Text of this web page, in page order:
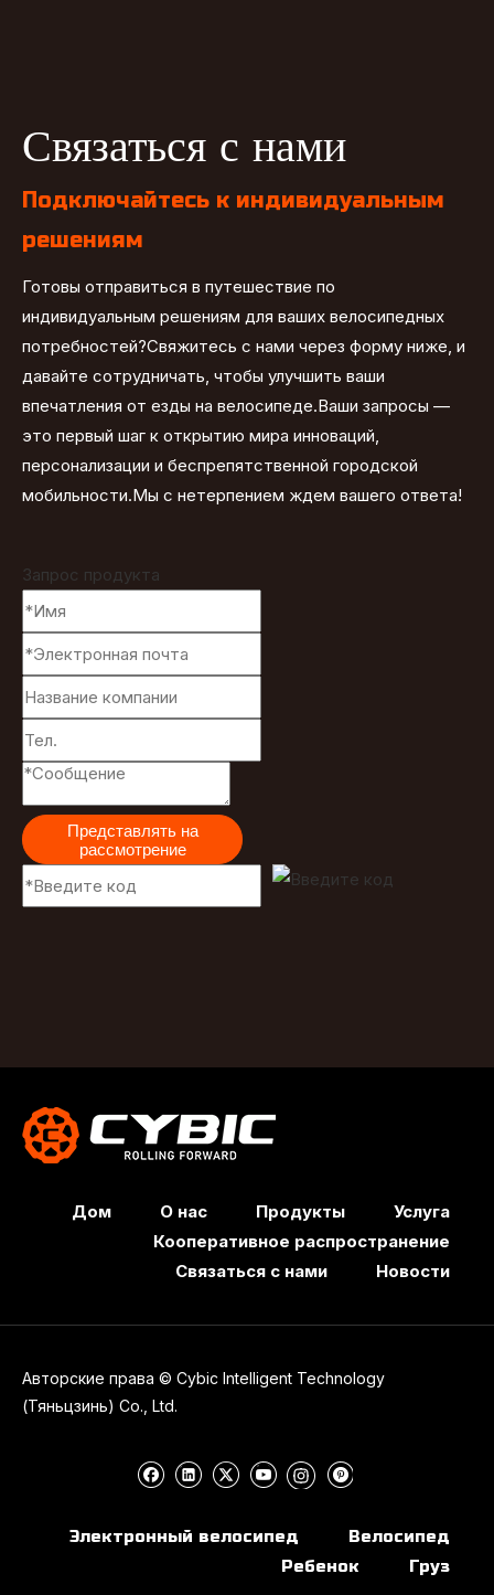
Связаться с нами
Подключайтесь к индивидуальным
решениям
Готовы отправиться в путешествие по
индивидуальным решениям для ваших велосипедных
потребностей?Свяжитесь с нами через форму ниже, и
давайте сотрудничать, чтобы улучшить ваши
впечатления от езды на велосипеде.Ваши запросы —
это первый шаг к открытию мира инноваций,
персонализации и беспрепятственной городской
мобильности.Мы с нетерпением ждем вашего ответа!
Запрос продукта
Представлять на
рассмотрение
Дом О нас Продукты
Услуга
Кооперативное распространение
Связаться с нами
Новости
Авторские права © Cybic Intelligent Technology
(Тяньцзинь) Co., Ltd.
Электронный велосипед
Велосипед
Ребенок
Груз